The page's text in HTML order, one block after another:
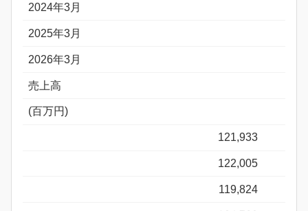
2024年3月
2025年3月
2026年3月
売上高
(百万円)
121,933
122,005
119,824